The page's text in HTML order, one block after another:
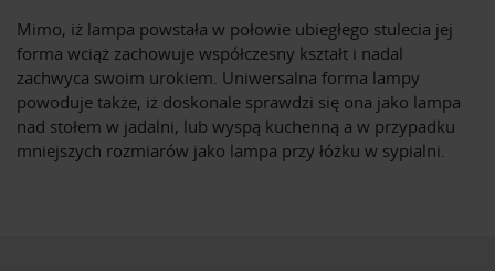
Mimo, iż lampa powstała w połowie ubiegłego stulecia jej
forma wciąż zachowuje współczesny kształt i nadal
zachwyca swoim urokiem. Uniwersalna forma lampy
powoduje także, iż doskonale sprawdzi się ona jako lampa
nad stołem w jadalni, lub wyspą kuchenną a w przypadku
mniejszych rozmiarów jako lampa przy łóżku w sypialni.